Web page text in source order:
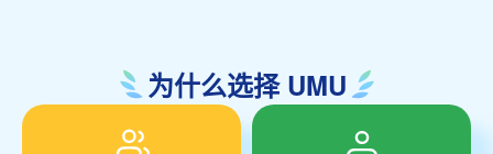
为什么选择 UMU